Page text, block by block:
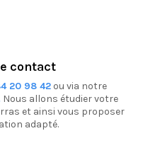
contact
20 98 42 ou via notre
Nous allons étudier votre
et ainsi vous proposer
adapté.